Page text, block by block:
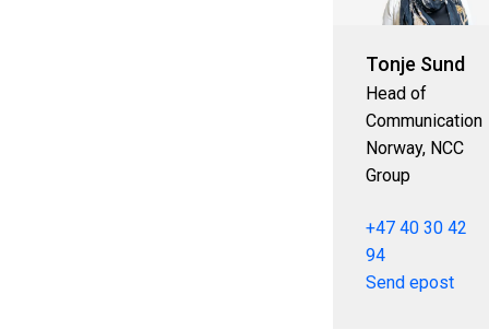
Tonje Sund
Head of
Communication
Norway, NCC
Group
+47 40 30 42
94
Send epost